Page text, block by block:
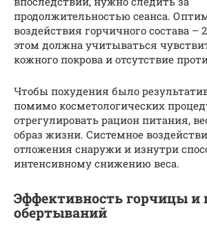
продолжительностью сеанса.
воздействия горчичного состава
этом должна учитываться
кожного покрова и отсутствие
Чтобы похудения было
помимо косметологических
отрегулировать рацион питания,
образ жизни. Системное
отложения снаружи и изнутри
интенсивному снижению веса.
Эффективность горчицы и
обертываний